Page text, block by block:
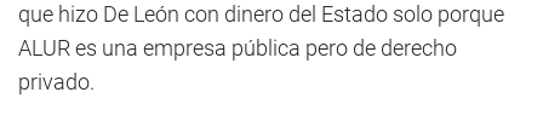
que hizo De León con dinero del Estado solo porque
ALUR es una empresa pública pero de derecho
privado.